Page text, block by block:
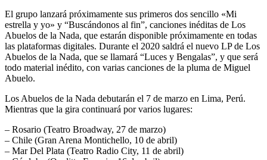
El grupo lanzará próximamente sus primeros dos sencillo «Mi
estrella y yo» y “Buscándonos al fin”, canciones inéditas de Los
Abuelos de la Nada, que estarán disponible próximamente en todas
las plataformas digitales. Durante el 2020 saldrá el nuevo LP de Los
Abuelos de la Nada, que se llamará “Luces y Bengalas”, y que será
todo material inédito, con varias canciones de la pluma de Miguel
Abuelo.
Los Abuelos de la Nada debutarán el 7 de marzo en Lima, Perú.
Mientras que la gira continuará por varios lugares:
– Rosario (Teatro Broadway, 27 de marzo)
– Chile (Gran Arena Montichello, 10 de abril)
– Mar Del Plata (Teatro Radio City, 11 de abril)